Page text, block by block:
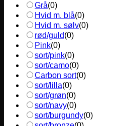
Grå(0)
Hvid m. blå(0)
Hvid m. sølv(0)
rød/guld(0)
Pink(0)
sort/pink(0)
sort/camo(0)
Carbon sort(0)
sort/lilla(0)
sort/grøn(0)
sort/navy(0)
sort/burgundy(0)